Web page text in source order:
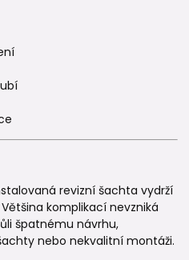
revizní šachta vydrží
komplikací nevzniká
špatnému návrhu,
nebo nekvalitní montáži.